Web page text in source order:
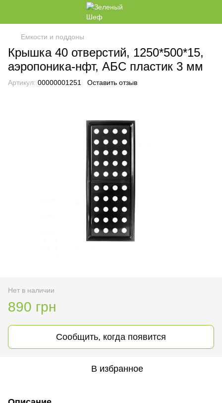
Емкости и поддоны
Крышка 40 отверстий, 1250*500*15,
аэропоника-нфт, АБС пластик 3 мм
Артикул: 00000001251 Оставить отзыв
Нет в наличии
890 грн
Сообщить, когда появится
В избранное